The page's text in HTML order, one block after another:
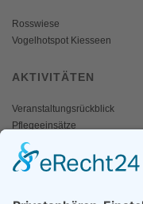
Rosswiese
Vogelhotspot Kiesseen
AKTIVITÄTEN
Veranstaltungsrückblick
Pflegeeinsätze
AKTIV WERDEN